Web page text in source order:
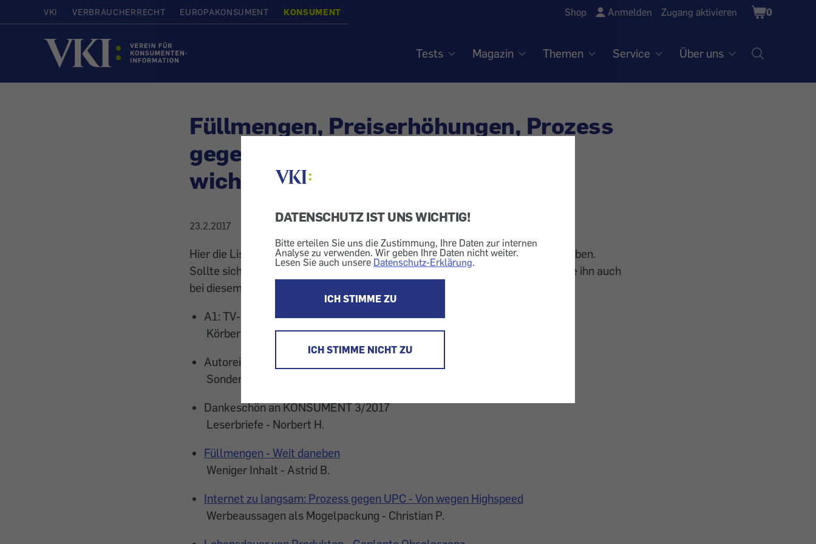
DATENSCHUTZ IST UNS WICHTIG!
Bitte erteilen Sie uns die Zustimmung, Ihre Daten zur internen
Analyse zu verwenden. Wir geben Ihre Daten nicht weiter.
Lesen Sie auch unsere Datenschutz-Erklärung.
ICH STIMME ZU
ICH STIMME NICHT ZU
VKI VERBRAUCHERRECHT EUROPAKONSUMENT KONSUMENT Shop Anmelden Zugang aktivieren
Shopping
Cart
0
Startseite
Tests Magazin Themen Service Über uns
Füllmengen, Preiserhöhungen, Prozess
gegen UPC ... - Ihre Meinung ist uns
wichtig
23.2.2017
Hier die Liste der Leserbriefe, die wir in KONSUMENT 3/2017 veröffentlicht haben.
Sollte sich ein Leserbrief auf einen konkreten Artikel beziehen, dann finden Sie ihn auch
bei diesem Artikel.
A1: TV-Kündigung 3/2017
Körberlgeld - Wolfgang H.
Autoreinigung 3/2017
Sonderpreis für SUV - Thomas S.
Dankeschön an KONSUMENT 3/2017
Leserbriefe - Norbert H.
Füllmengen - Weit daneben
Weniger Inhalt - Astrid B.
Internet zu langsam: Prozess gegen UPC - Von wegen Highspeed
Werbeaussagen als Mogelpackung - Christian P.